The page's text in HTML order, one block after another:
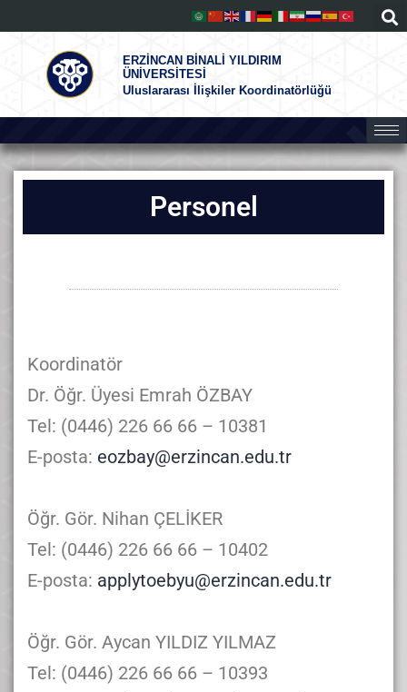
ERZİNCAN BİNALİ YILDIRIM
ÜNİVERSİTESİ
Uluslararası İlişkiler Koordinatörlüğü
Personel
Koordinatör
Dr. Öğr. Üyesi Emrah ÖZBAY
Tel: (0446) 226 66 66 – 10381
E-posta: eozbay@erzincan.edu.tr
Öğr. Gör. Nihan ÇELİKER
Tel: (0446) 226 66 66 – 10402
E-posta: applytoebyu@erzincan.edu.tr
Öğr. Gör. Aycan YILDIZ YILMAZ
Tel: (0446) 226 66 66 – 10393